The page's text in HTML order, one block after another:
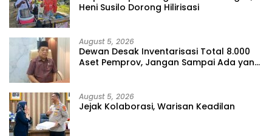
Heni Susilo Dorong Hilirisasi
August 5, 2026
Dewan Desak Inventarisasi Total 8.000
Aset Pemprov, Jangan Sampai Ada yang
August 5, 2026
Jejak Kolaborasi, Warisan Keadilan